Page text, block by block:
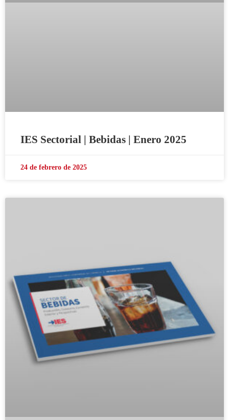
IES Sectorial | Bebidas | Enero 2025
24 de febrero de 2025